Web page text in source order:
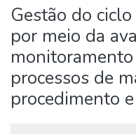
Statistics
Gestão do
por meio da
processos de
procedimento